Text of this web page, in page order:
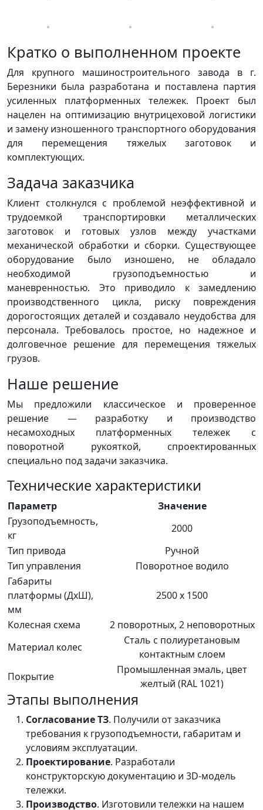
Кратко о выполненном проекте
Для крупного машиностроительного завода в г.
Березники была разработана и поставлена партия
усиленных платформенных тележек. Проект был
нацелен на оптимизацию внутрицеховой логистики
и замену изношенного транспортного оборудования
для перемещения тяжелых заготовок и
комплектующих.
Задача заказчика
Клиент столкнулся с проблемой неэффективной и
трудоемкой транспортировки металлических
заготовок и готовых узлов между участками
механической обработки и сборки. Существующее
оборудование было изношено, не обладало
необходимой грузоподъемностью и
маневренностью. Это приводило к замедлению
производственного цикла, риску повреждения
дорогостоящих деталей и создавало неудобства для
персонала. Требовалось простое, но надежное и
долговечное решение для перемещения тяжелых
грузов.
Наше решение
Мы предложили классическое и проверенное
решение — разработку и производство
несамоходных платформенных тележек с
поворотной рукояткой, спроектированных
специально под задачи заказчика.
Технические характеристики
Параметр
Значение
Грузоподъемность,
кг
2000
Тип привода
Ручной
Тип управления
Поворотное водило
Габариты
платформы (ДхШ),
мм
2500 х 1500
Колесная схема
2 поворотных, 2 неповоротных
Материал колес
Сталь с полиуретановым
контактным слоем
Покрытие
Промышленная эмаль, цвет
желтый (RAL 1021)
Этапы выполнения
Согласование ТЗ. Получили от заказчика
требования к грузоподъемности, габаритам и
условиям эксплуатации.
Проектирование. Разработали
конструкторскую документацию и 3D-модель
тележки.
Производство. Изготовили тележки на нашем